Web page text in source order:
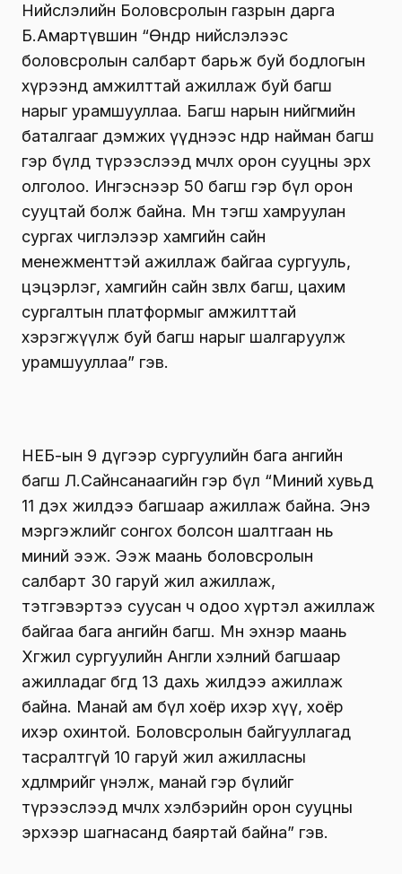
Нийслэлийн Боловсролын газрын дарга
Б.Амартүвшин “Өнөөдөр нийслэлээс
боловсролын салбарт барьж буй бодлогын
хүрээнд амжилттай ажиллаж буй багш
нарыг урамшууллаа. Багш нарын нийгмийн
баталгааг дэмжих үүднээс өнөөдөр найман багш
гэр бүлд түрээслээд өмчлөх орон сууцны эрх
олголоо. Ингэснээр 50 багш гэр бүл орон
сууцтай болж байна. Мөн тэгш хамруулан
сургах чиглэлээр хамгийн сайн
менежменттэй ажиллаж байгаа сургууль,
цэцэрлэг, хамгийн сайн зөвлөх багш, цахим
сургалтын платформыг амжилттай
хэрэгжүүлж буй багш нарыг шалгаруулж
урамшууллаа” гэв.
НЕБ-ын 9 дүгээр сургуулийн бага ангийн
багш Л.Сайнсанаагийн гэр бүл “Миний хувьд
11 дэх жилдээ багшаар ажиллаж байна. Энэ
мэргэжлийг сонгох болсон шалтгаан нь
миний ээж. Ээж маань боловсролын
салбарт 30 гаруй жил ажиллаж,
тэтгэвэртээ суусан ч одоо хүртэл ажиллаж
байгаа бага ангийн багш. Мөн эхнэр маань
Хөгжил сургуулийн Англи хэлний багшаар
ажилладаг бөгөөд 13 дахь жилдээ ажиллаж
байна. Манай ам бүл хоёр ихэр хүү, хоёр
ихэр охинтой. Боловсролын байгууллагад
тасралтгүй 10 гаруй жил ажилласны
хөдөлмөрийг үнэлж, манай гэр бүлийг
түрээслээд өмчлөх хэлбэрийн орон сууцны
эрхээр шагнасанд баяртай байна” гэв.